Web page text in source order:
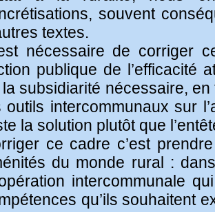
souvent
textes.
nécessaire de corriger
publique de l’efficacité
la subsidiarité nécessaire,
outils intercommunaux sur
la solution plutôt que
ce cadre c’est
du monde rural :
intercommunale
qu’ils souhaitent